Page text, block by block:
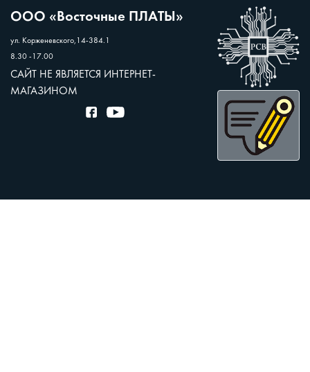
ООО «Восточные ПЛАТЫ»
ул. Корженевского,14-384.1
8.30 -17.00
САЙТ НЕ ЯВЛЯЕТСЯ ИНТЕРНЕТ-
МАГАЗИНОМ